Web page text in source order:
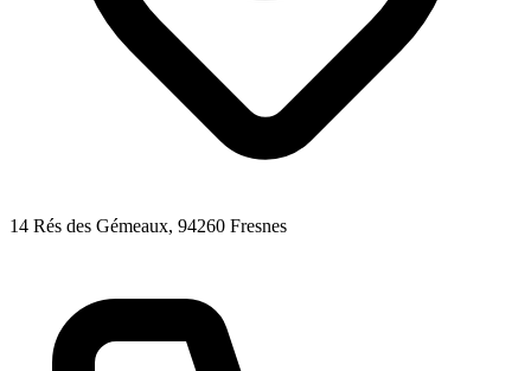
14 Rés des Gémeaux, 94260 Fresnes